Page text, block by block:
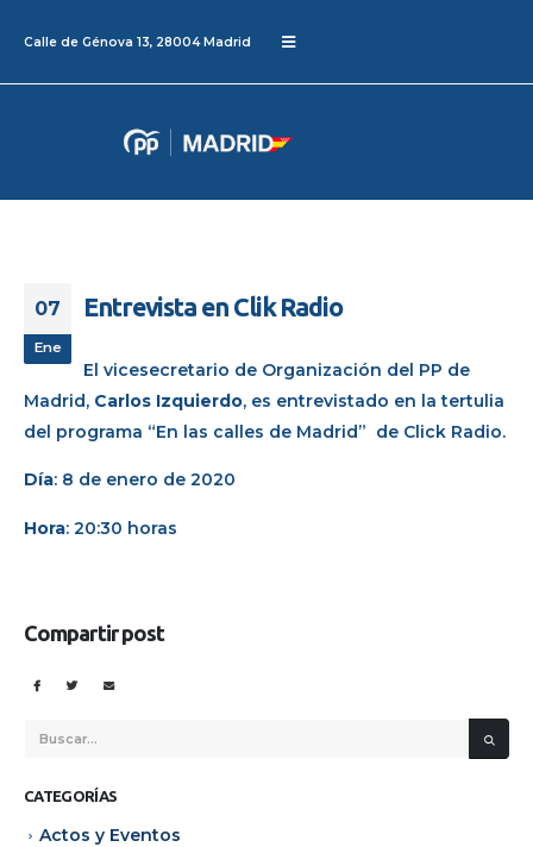
Calle de Génova 13, 28004 Madrid
07
Ene
Entrevista en Clik Radio
El vicesecretario de Organización del PP de
Madrid, Carlos Izquierdo, es entrevistado en la tertulia
del programa “En las calles de Madrid” de Click Radio.
Día: 8 de enero de 2020
Hora: 20:30 horas
Compartir post
CATEGORÍAS
Actos y Eventos